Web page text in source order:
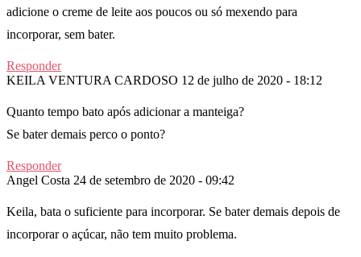
adicione o creme de leite aos poucos ou só mexendo para
incorporar, sem bater.
Responder
KEILA VENTURA CARDOSO 12 de julho de 2020 - 18:12
Quanto tempo bato após adicionar a manteiga?
Se bater demais perco o ponto?
Responder
Angel Costa 24 de setembro de 2020 - 09:42
Keila, bata o suficiente para incorporar. Se bater demais depois de
incorporar o açúcar, não tem muito problema.